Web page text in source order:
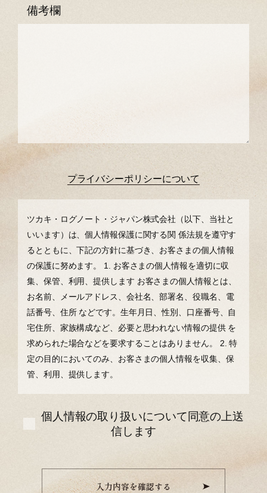
備考欄
プライバシーポリシーについて
ツカキ・ログノート・ジャパン株式会社（以下、当社と
いいます）は、個⼈情報保護に関する関 係法規を遵守す
るとともに、下記の⽅針に基づき、お客さまの個⼈情報
の保護に努めます。
1. お客さまの個⼈情報を適切に収
集、保管、利⽤、提供します お客さまの個⼈情報とは、
お名前、メールアドレス、会社名、部署名、役職名、電
話番号、住所 などです。⽣年⽉⽇、性別、⼝座番号、⾃
宅住所、家族構成など、必要と思われない情報の提供 を
求められた場合などを要求することはありません。
2. 特
定の⽬的においてのみ、お客さまの個⼈情報を収集、保
管、利⽤、提供します。
個人情報の取り扱いについて同意の上送
信します
入力内容を確認する